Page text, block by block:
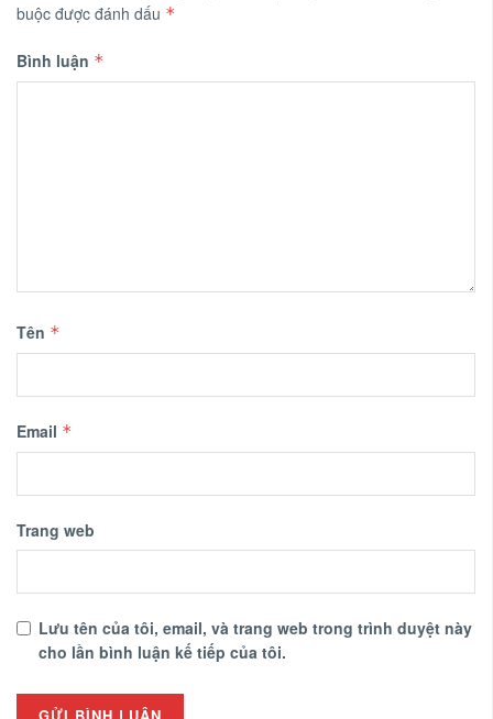
buộc được đánh dấu *
Bình luận *
Tên *
Email *
Trang web
Lưu tên của tôi, email, và trang web trong trình duyệt này
cho lần bình luận kế tiếp của tôi.